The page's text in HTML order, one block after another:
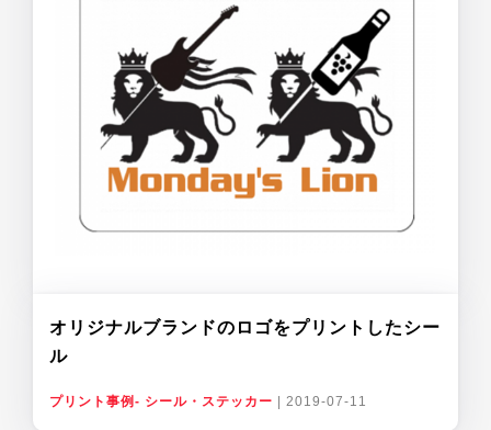
オリジナルブランドのロゴをプリントしたシー
ル
プリント事例- シール・ステッカー 2019-07-11